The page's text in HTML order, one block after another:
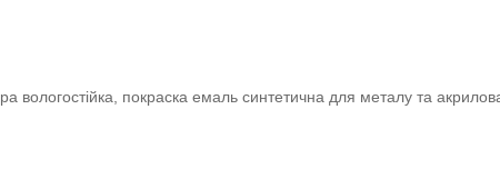
вологостійка, покраска емаль синтетична для металу та